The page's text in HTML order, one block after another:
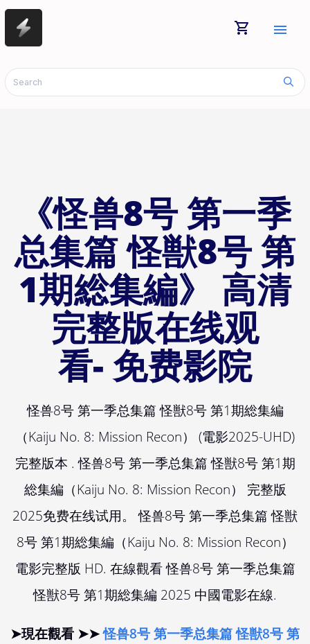
shopping_cart menu
《怪兽8号 第一季
总集篇 怪獣8号 第
1期総集編》 高清
完整版在线观
看- 免费影院
怪兽8号 第一季总集篇 怪獣8号 第1期総集編
（Kaiju No. 8: Mission Recon） (電影2025-UHD)
完整版本 . 怪兽8号 第一季总集篇 怪獣8号 第1期
総集編（Kaiju No. 8: Mission Recon） 完整版
2025免费在线试用。 怪兽8号 第一季总集篇 怪獣
8号 第1期総集編（Kaiju No. 8: Mission Recon）
電影完整版 HD. 在線觀看 怪兽8号 第一季总集篇
怪獣8号 第1期総集編 2025 中國電影在線.
➤現在觀看 ➤➤怪兽8号 第一季总集篇 怪獣8号 第